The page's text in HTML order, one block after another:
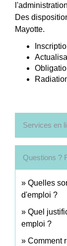
Des
Mayotte.
Services en
Questions ?
Quelles
d'emploi ?
Quel
emploi ?
Comment